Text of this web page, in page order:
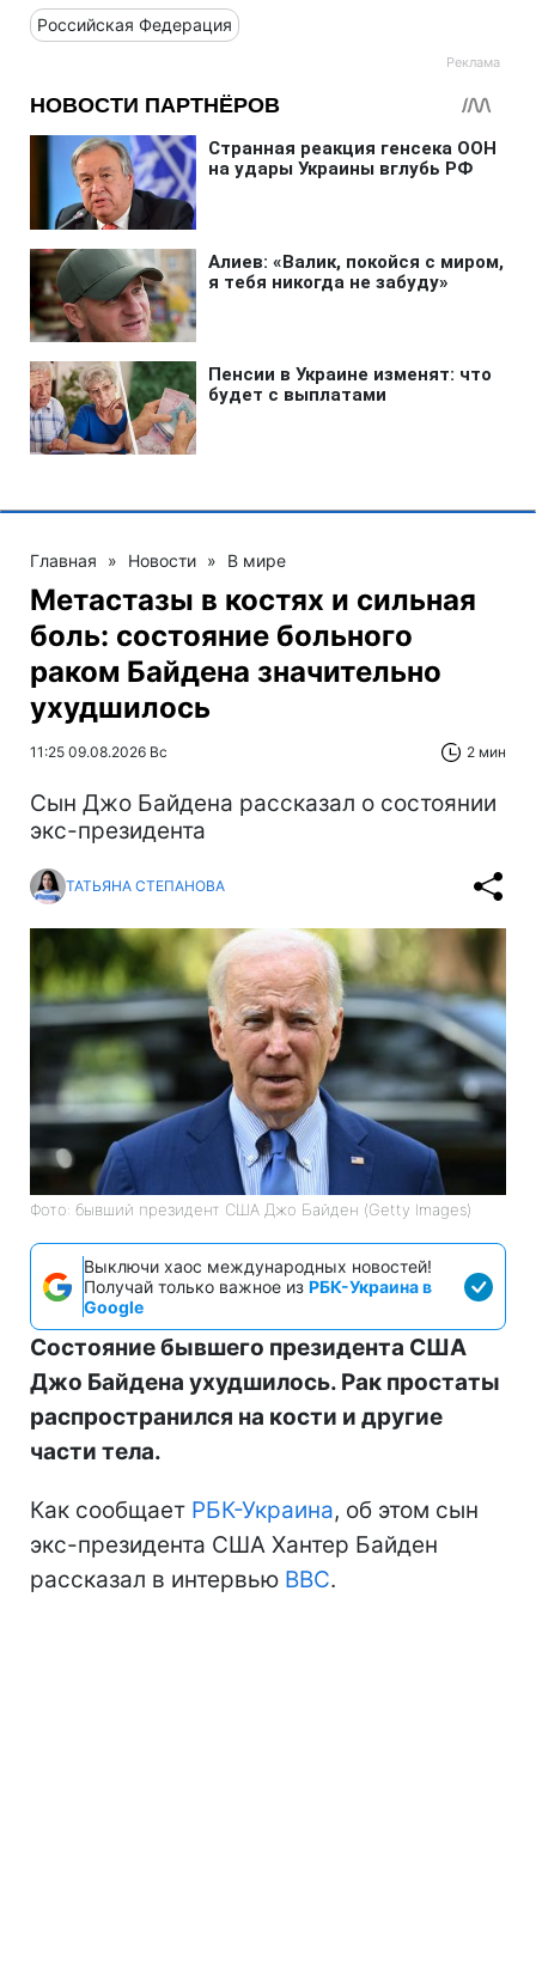
Российская Федерация
Главная » Новости » В мире
Метастазы в костях и сильная
боль: состояние больного
раком Байдена значительно
ухудшилось
11:25 09.08.2026 Вс 2 мин
Сын Джо Байдена рассказал о состоянии
экс-президента
ТАТЬЯНА СТЕПАНОВА
Фото: бывший президент США Джо Байден (Getty Images)
Выключи хаос международных новостей!
Получай только важное из РБК-Украина в
Google
Состояние бывшего президента США
Джо Байдена ухудшилось. Рак простаты
распространился на кости и другие
части тела.
Как сообщает РБК-Украина, об этом сын
экс-президента США Хантер Байден
рассказал в интервью BBC.